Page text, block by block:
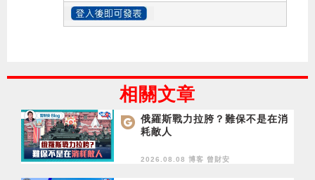
相關文章
俄羅斯戰力拉胯？難保不是在消
耗敵人
2026.08.08 博客 曾財安